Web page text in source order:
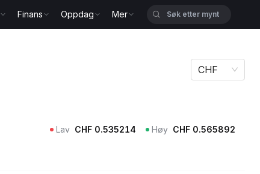
Finans Oppdag Mer
CHF
Lav CHF 0.535214 Høy CHF 0.565892